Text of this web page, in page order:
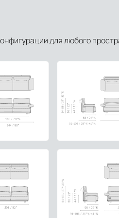
Москвы и МО предусмотрены следующие
разгрузку с применением
и офисы с использованием лифтов или
и устанавливают его в указанное место
тары и упаковки
в течение 3-5 рабочих дней. Для
соблюдение температурного режима и
соответствии с международными
для любого